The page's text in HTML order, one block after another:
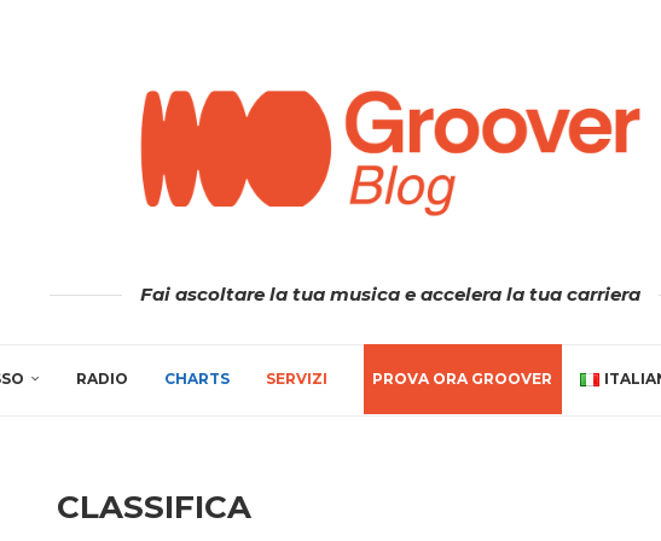
Fai ascoltare la tua musica e accelera la tua carriera
RADIO CHARTS SERVIZI PROVA ORA GROOVER
CLASSIFICA